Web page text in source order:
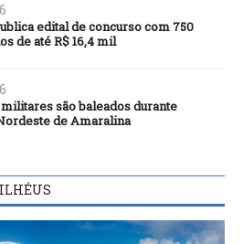
edital de concurso com 750
de até R$ 16,4 mil
são baleados durante
de Amaralina